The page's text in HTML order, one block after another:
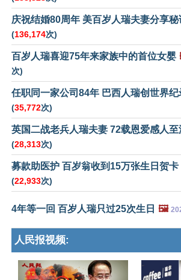
庆祝结婚80周年 美百岁人瑞夫妻分享秘
(136,174次)
百岁人瑞喜迎75年来家族中的首位女婴
次)
任职同一家公司84年 巴西人瑞创世界纪
(35,772次)
英国二战老兵人瑞夫妻 72载恩爱感人至
(28,313次)
募款助医护 百岁翁收到15万张生日贺卡
(22,933次)
4年等一回 百岁人瑞只过25次生日 🖼️
人民报视频: